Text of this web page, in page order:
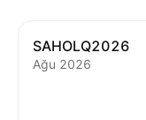
SAHOLQ2026
Ağu 2026